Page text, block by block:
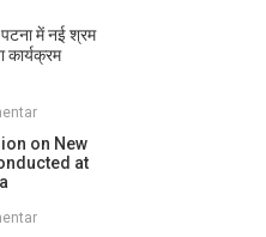
में नई श्रम
कार्यक्रम
on New
at